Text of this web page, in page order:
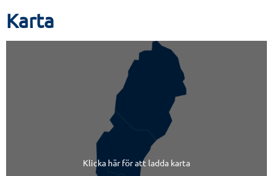
Karta
Klicka här för att ladda karta